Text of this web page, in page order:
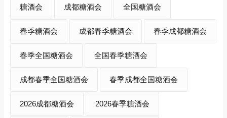
糖酒会 成都糖酒会 全国糖酒会
春季糖酒会 成都春季糖酒会 春季成都糖酒会
春季全国糖酒会 全国春季糖酒会
成都春季全国糖酒会 春季成都全国糖酒会
2026成都糖酒会 2026春季糖酒会